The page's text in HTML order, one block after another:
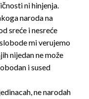
ni hinjenja.
naroda na
sreće i nesreće
mi verujemo
nijedan ne može
i sused
ne narodah